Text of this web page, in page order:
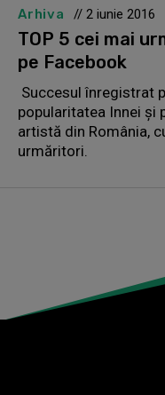
Arhiva // 2 iunie 2016
TOP 5 cei mai
pe Facebook
Succesul înregistrat
popularitatea Innei şi
artistă din România,
urmăritori.